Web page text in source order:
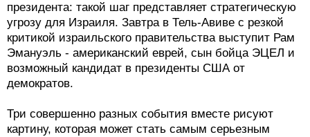
президента: такой шаг представляет стратегическую
угрозу для Израиля. Завтра в Тель-Авиве с резкой
критикой израильского правительства выступит Рам
Эмануэль - американский еврей, сын бойца ЭЦЕЛ и
возможный кандидат в президенты США от
демократов.
Три совершенно разных события вместе рисуют
картину, которая может стать самым серьезным